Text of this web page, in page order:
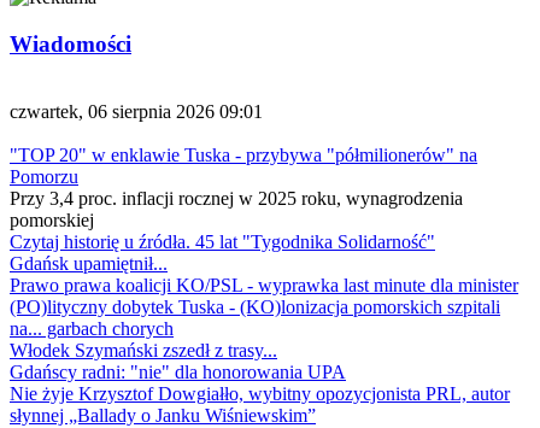
Wiadomości
czwartek, 06 sierpnia 2026 09:01
"TOP 20" w enklawie Tuska - przybywa "półmilionerów" na
Pomorzu
Przy 3,4 proc. inflacji rocznej w 2025 roku, wynagrodzenia
pomorskiej
Czytaj historię u źródła. 45 lat "Tygodnika Solidarność"
Gdańsk upamiętnił...
Prawo prawa koalicji KO/PSL - wyprawka last minute dla minister
(PO)lityczny dobytek Tuska - (KO)lonizacja pomorskich szpitali
na... garbach chorych
Włodek Szymański zszedł z trasy...
Gdańscy radni: "nie" dla honorowania UPA
Nie żyje Krzysztof Dowgiałło, wybitny opozycjonista PRL, autor
słynnej „Ballady o Janku Wiśniewskim”